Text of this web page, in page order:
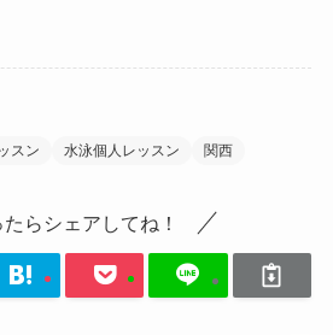
スン 水泳個人レッスン 関西
たらシェアしてね！